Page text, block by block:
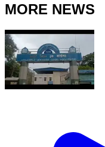
MORE NEWS